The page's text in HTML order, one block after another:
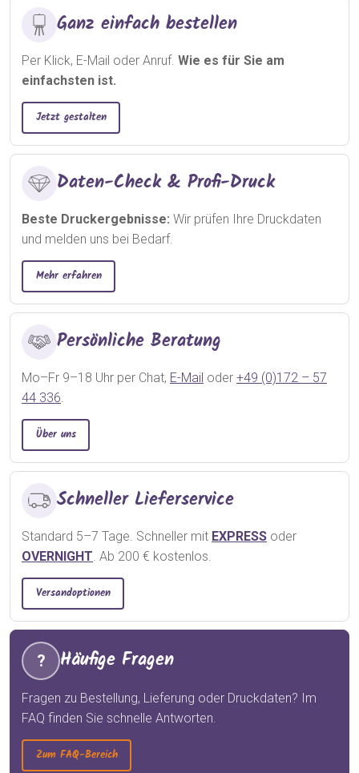
Ganz einfach bestellen
Per Klick, E-Mail oder Anruf. Wie es für Sie am
einfachsten ist.
Jetzt gestalten
Daten-Check & Profi-Druck
Beste Druckergebnisse: Wir prüfen Ihre Druckdaten
und melden uns bei Bedarf.
Mehr erfahren
Persönliche Beratung
Mo–Fr 9–18 Uhr per Chat, E-Mail oder +49 (0)172 – 57
44 336.
Über uns
Schneller Lieferservice
Standard 5–7 Tage. Schneller mit EXPRESS oder
OVERNIGHT. Ab 200 € kostenlos.
Versandoptionen
? Häufige Fragen
Fragen zu Bestellung, Lieferung oder Druckdaten? Im
FAQ finden Sie schnelle Antworten.
Zum FAQ-Bereich